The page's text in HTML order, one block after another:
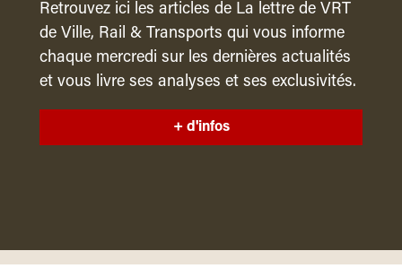
Retrouvez ici les articles de La lettre de VRT
de Ville, Rail & Transports qui vous informe
chaque mercredi sur les dernières actualités
et vous livre ses analyses et ses exclusivités.
+ d'infos